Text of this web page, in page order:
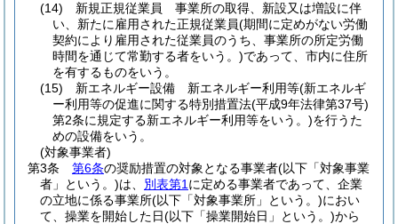
(14)
新規正規従業員 事業所の取得、新設又は増設に伴
い、新たに雇用された正規従業員(期間に定めがない労働
契約により雇用された従業員のうち、事業所の所定労働
時間を通じて常勤する者をいう。)であって、市内に住所
を有するものをいう。
(15)
新エネルギー設備 新エネルギー利用等(新エネルギ
ー利用等の促進に関する特別措置法(平成9年法律第37号)
第2条に規定する新エネルギー利用等をいう。)を行うた
めの設備をいう。
(対象事業者)
第3条
第6条の奨励措置の対象となる事業者(以下「対象事業
者」という。)は、 別表第1 に定める事業者であって、企業
の立地に係る事業所(以下「対象事業所」という。)におい
て、操業を開始した日(以下「操業開始日」という。)から